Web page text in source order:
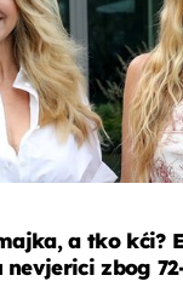
a tko kći?
zbog